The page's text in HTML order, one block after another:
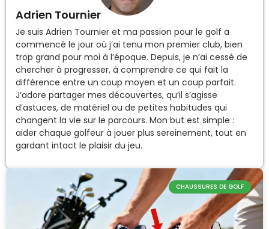
Adrien Tournier
Je suis Adrien Tournier et ma passion pour le golf a
commencé le jour où j’ai tenu mon premier club, bien
trop grand pour moi à l’époque. Depuis, je n’ai cessé de
chercher à progresser, à comprendre ce qui fait la
différence entre un coup moyen et un coup parfait.
J’adore partager mes découvertes, qu’il s’agisse
d’astuces, de matériel ou de petites habitudes qui
changent la vie sur le parcours. Mon but est simple :
aider chaque golfeur à jouer plus sereinement, tout en
gardant intact le plaisir du jeu.
CHAUSSURES DE GOLF